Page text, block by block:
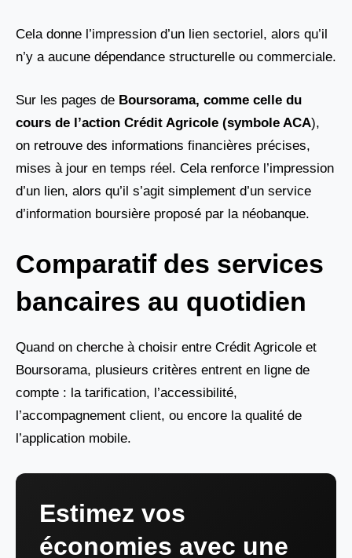
Cela donne l’impression d’un lien sectoriel, alors qu’il
n’y a aucune dépendance structurelle ou commerciale.
Sur les pages de Boursorama, comme celle du
cours de l’action Crédit Agricole (symbole ACA),
on retrouve des informations financières précises,
mises à jour en temps réel. Cela renforce l’impression
d’un lien, alors qu’il s’agit simplement d’un service
d’information boursière proposé par la néobanque.
Comparatif des services
bancaires au quotidien
Quand on cherche à choisir entre Crédit Agricole et
Boursorama, plusieurs critères entrent en ligne de
compte : la tarification, l’accessibilité,
l’accompagnement client, ou encore la qualité de
l’application mobile.
Estimez vos
économies avec une